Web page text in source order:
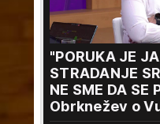
"PORUKA JE
STRADANJE
NE SME DA SE
Obrknežev o